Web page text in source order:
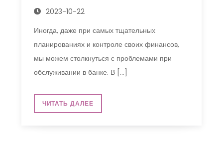
2023-10-22
Иногда, даже при самых тщательных
планированиях и контроле своих финансов,
мы можем столкнуться с проблемами при
обслуживании в банке. В […]
ЧИТАТЬ ДАЛЕЕ